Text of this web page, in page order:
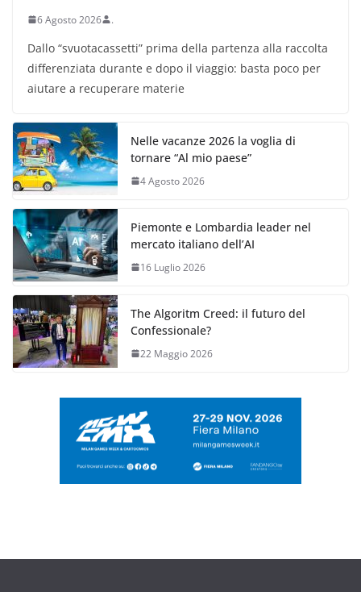
6 Agosto 2026 .
Dallo “svuotacassetti” prima della partenza alla raccolta
differenziata durante e dopo il viaggio: basta poco per
aiutare a recuperare materie
Nelle vacanze 2026 la voglia di
tornare “Al mio paese”
4 Agosto 2026
Piemonte e Lombardia leader nel
mercato italiano dell’AI
16 Luglio 2026
The Algoritm Creed: il futuro del
Confessionale?
22 Maggio 2026